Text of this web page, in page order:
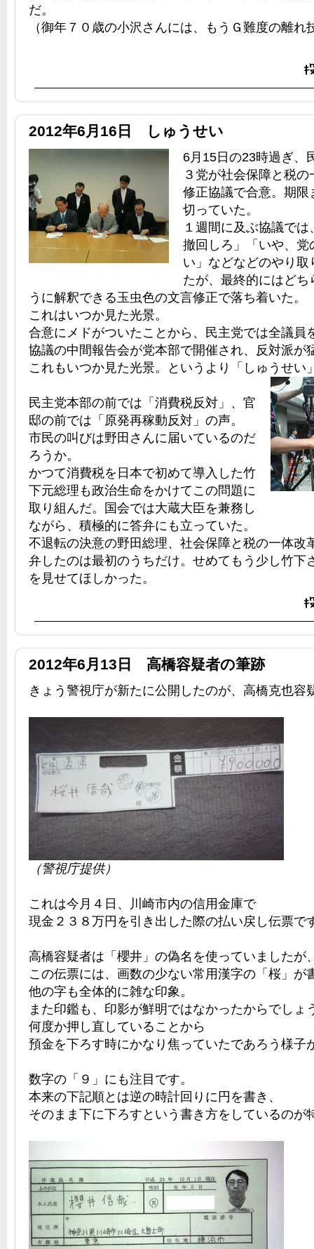
だ。
（御年７０歳の小沢さんには、もうＧ難度の離れ
2012年6月16日 しゅうせい
6月15日の23時過ぎ、
３党が社会保障と税
修正協議で合意。期限
切っていた。
１週間に及ぶ協議で
撤回しろ」「いや、党
い」などなどのやり
たが、最終的にはど
うに解釈できる玉虫色の文言修正で落ち着いた。
これはいつか見た光景。
合意にメドがついたことから、民主党では全議員
協議の中間報告会が党本部で開催され、反対派が
これもいつか見た光景。というより「しゅうせい
民主党本部の前では「消費税反対」、官
邸の前では「原発再稼動反対」の声。
市民の叫びは野田さんに届いているのだ
ろうか。
かつて消費税を日本で初めて導入した竹
下元総理も政治生命をかけてこの問題に
取り組んだ。国会では大蔵大臣を兼務し
ながら、積極的に答弁にも立っていた。
不退転の決意の野田総理、社会保障と税の一体改
弁したのは最初のうちだけ。せめてもう少し竹下
を見せてほしかった。
2012年6月13日 高橋容疑者の筆跡
きょう警視庁が新たに公開したのが、高橋克也容
（警視庁提供）
これは今月４日、川崎市内の信用金庫で
現金２３８万円を引き出した際の払い戻し伝票で
高橋容疑者は「櫻井」の偽名を使っていましたが
この伝票には、画数の少ない常用漢字の「桜」が
他の字も全体的に雑な印象。
また印鑑も、印影が鮮明ではなかったからでしょ
何度か押し直していることから
預金を下ろす時にかなり焦っていたであろう様子
数字の「９」にも注目です。
本来の下記順とは逆の時計回りに円を書き、
そのまま下に下ろすという書き方をしているのが